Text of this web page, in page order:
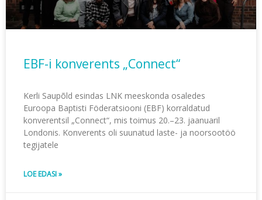
EBF-i konverents „Connect“
Kerli Saupõld esindas LNK meeskonda osaledes
Euroopa Baptisti Föderatsiooni (EBF) korraldatud
konverentsil „Connect“, mis toimus 20.–23. jaanuaril
Londonis. Konverents oli suunatud laste- ja noorsootöö
tegijatele
LOE EDASI »